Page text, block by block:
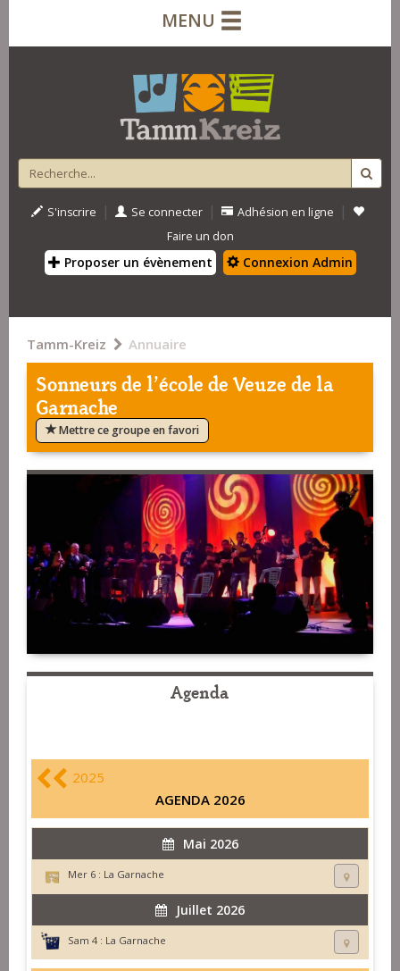
MENU
S'inscrire | Se connecter | Adhésion en ligne |
Faire un don
Proposer un évènement Connexion Admin
Tamm-Kreiz Annuaire
Sonneurs de l'école de Veuze de la
Garnache
Mettre ce groupe en favori
Agenda
2025
AGENDA 2026
Mai 2026
Mer 6 : La Garnache
Juillet 2026
Sam 4 : La Garnache